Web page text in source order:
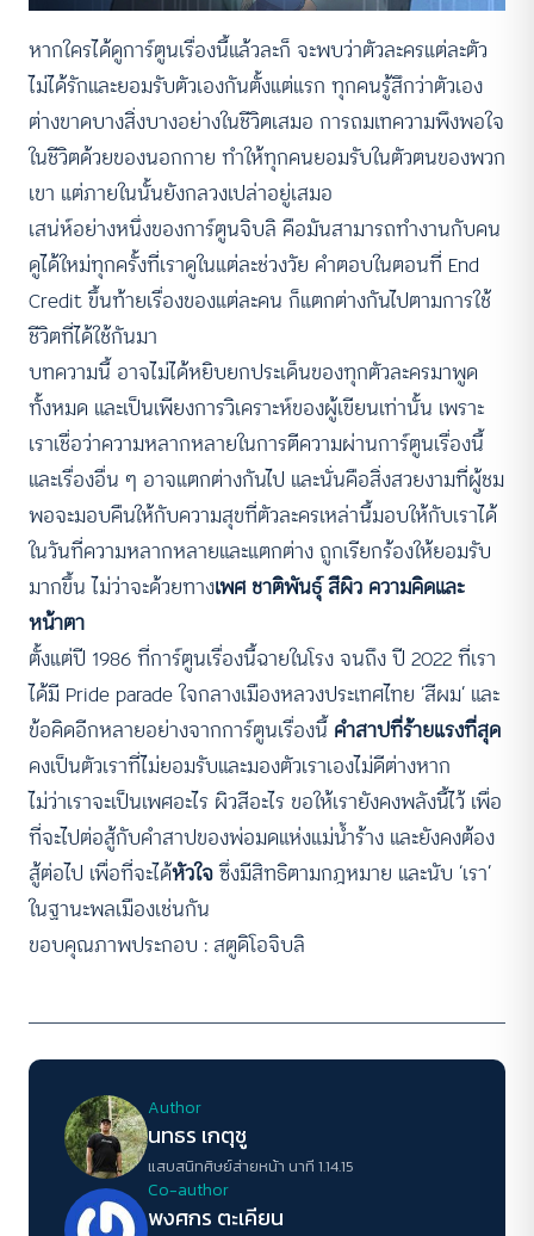
หากใครได้ดูการ์ตูนเรื่องนี้แล้วละก็ จะพบว่าตัวละครแต่ละตัว
ไม่ได้รักและยอมรับตัวเองกันตั้งแต่แรก ทุกคนรู้สึกว่าตัวเอง
ต่างขาดบางสิ่งบางอย่างในชีวิตเสมอ การถมเทความพึงพอใจ
ในชีวิตด้วยของนอกกาย ทำให้ทุกคนยอมรับในตัวตนของพวก
เขา แต่ภายในนั้นยังกลวงเปล่าอยู่เสมอ
เสน่ห์อย่างหนึ่งของการ์ตูนจิบลิ คือมันสามารถทำงานกับคน
ดูได้ใหม่ทุกครั้งที่เราดูในแต่ละช่วงวัย คำตอบในตอนที่ End
Credit ขึ้นท้ายเรื่องของแต่ละคน ก็แตกต่างกันไปตามการใช้
ชีวิตที่ได้ใช้กันมา
บทความนี้ อาจไม่ได้หยิบยกประเด็นของทุกตัวละครมาพูด
ทั้งหมด และเป็นเพียงการวิเคราะห์ของผู้เขียนเท่านั้น เพราะ
เราเชื่อว่าความหลากหลายในการตีความผ่านการ์ตูนเรื่องนี้
และเรื่องอื่น ๆ อาจแตกต่างกันไป และนั่นคือสิ่งสวยงามที่ผู้ชม
พอจะมอบคืนให้กับความสุขที่ตัวละครเหล่านี้มอบให้กับเราได้
ในวันที่ความหลากหลายและแตกต่าง ถูกเรียกร้องให้ยอมรับ
มากขึ้น ไม่ว่าจะด้วยทางเพศ ชาติพันธุ์ สีผิว ความคิดและ
หน้าตา
ตั้งแต่ปี 1986 ที่การ์ตูนเรื่องนี้ฉายในโรง จนถึง ปี 2022 ที่เรา
ได้มี Pride parade ใจกลางเมืองหลวงประเทศไทย ‘สีผม’ และ
ข้อคิดอีกหลายอย่างจากการ์ตูนเรื่องนี้ คำสาปที่ร้ายแรงที่สุด
คงเป็นตัวเราที่ไม่ยอมรับและมองตัวเราเองไม่ดีต่างหาก
ไม่ว่าเราจะเป็นเพศอะไร ผิวสีอะไร ขอให้เรายังคงพลังนี้ไว้ เพื่อ
ที่จะไปต่อสู้กับคำสาปของพ่อมดแห่งแม่น้ำร้าง และยังคงต้อง
สู้ต่อไป เพื่อที่จะได้หัวใจซึ่งมีสิทธิตามกฎหมาย และนับ ‘เรา’
ในฐานะพลเมืองเช่นกัน
ขอบคุณภาพประกอบ : สตูดิโอจิบลิ
Author
นทธร เกตุชู
แสบสนิทศิษย์ส่ายหน้า นาที 1.14.15
Co-author
พงศกร ตะเคียน